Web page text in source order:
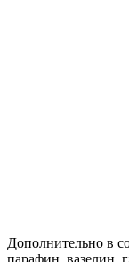
Дополнительно в
парафин, вазелин,